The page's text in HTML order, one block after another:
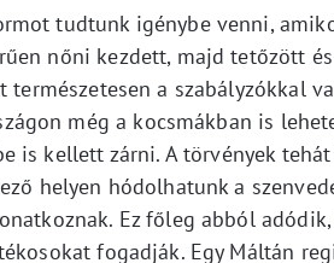
tudtunk igénybe venni,
nőni kezdett, majd tetőzött
a szabályzókkal
még a kocsmákban is
is kellett zárni. A törvények
helyen hódolhatunk a
Ez főleg abból
fogadják. Egy Máltán